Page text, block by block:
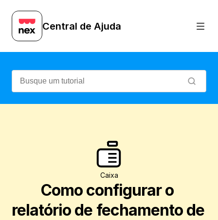
Central de Ajuda
Caixa
Como configurar o
relatório de fechamento de